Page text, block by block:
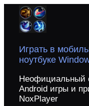
Перейти
содержимому
Играть в
ноутбуке
Неофициальный
Android игры и
NoxPlayer